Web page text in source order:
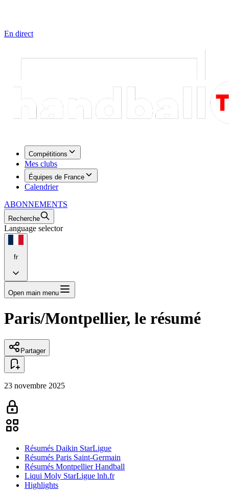
En direct
Compétitions
Mes clubs
Équipes de France
Calendrier
ABONNEMENTS
Recherche
Language selector
fr
Open main menu
Paris/Montpellier, le résumé
Partager
23 novembre 2025
Résumés Daikin StarLigue
Résumés Paris Saint-Germain
Résumés Montpellier Handball
Liqui Moly StarLigue lnh.fr
Highlights